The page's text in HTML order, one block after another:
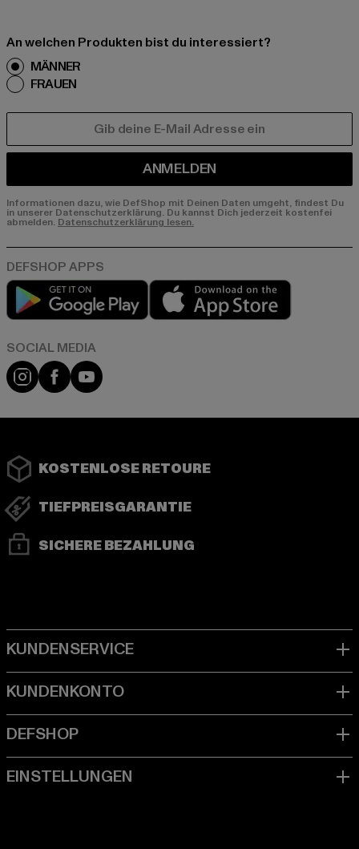
An welchen Produkten bist du interessiert?
MÄNNER
FRAUEN
ANMELDEN
Informationen dazu, wie DefShop mit Deinen Daten umgeht, findest Du
in unserer Datenschutzerklärung. Du kannst Dich jederzeit kostenfei
abmelden. Datenschutzerklärung lesen.
Play market
Instagram
FacebookYouTube
KOSTENLOSE RETOURE
TIEFPREISGARANTIE
SICHERE BEZAHLUNG